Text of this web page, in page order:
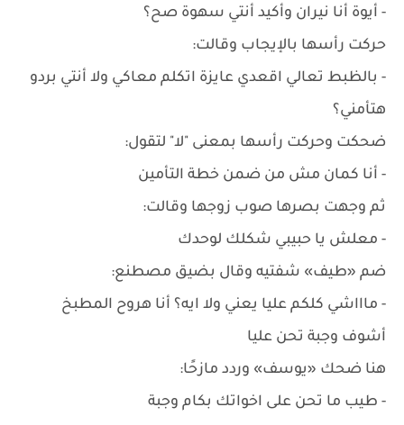
- أيوة أنا نيران وأكيد أنتي سهوة صح؟
حركت رأسها بالإيجاب وقالت:
- بالظبط تعالي اقعدي عايزة اتكلم معاكي ولا أنتي بردو
هتأمني؟
ضحكت وحركت رأسها بمعنى "لا" لتقول:
- أنا كمان مش من ضمن خطة التأمين
ثم وجهت بصرها صوب زوجها وقالت:
- معلش يا حبيبي شكلك لوحدك
ضم «طيف» شفتيه وقال بضيق مصطنع:
- ماااشي كلكم عليا يعني ولا ايه؟ أنا هروح المطبخ
أشوف وجبة تحن عليا
هنا ضحك «يوسف» وردد مازحًا:
- طيب ما تحن على اخواتك بكام وجبة